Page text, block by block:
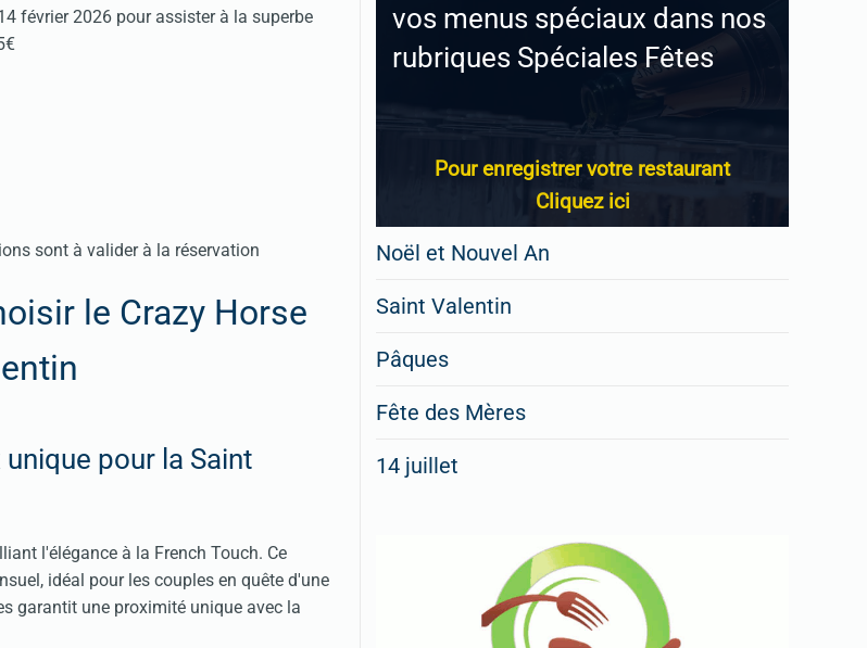
février 2026 pour assister à la superbe
sont à valider à la réservation
le Crazy Horse
pour la Saint
l'élégance à la French Touch. Ce
idéal pour les couples en quête d'une
garantit une proximité unique avec la
vos menus spéciaux dans nos
rubriques Spéciales Fêtes
Pour enregistrer votre restaurant
Cliquez ici
Noël et Nouvel An
Saint Valentin
Pâques
Fête des Mères
14 juillet